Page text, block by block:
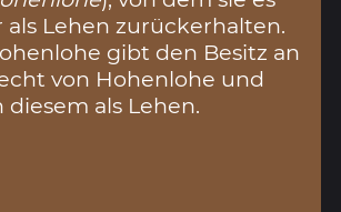
Lehen zurückerhalten.
gibt den Besitz an
von Hohenlohe und
diesem als Lehen.